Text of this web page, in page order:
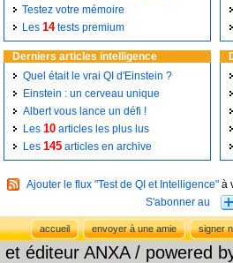
Testez votre mémoire
Les 14tests premium
Derniers articles intelligence
Quel était le vrai QI d'Einstein ?
Einstein : un cerveau unique
Albert vous lance un défi !
Les 10 articles les plus lus
Les 145 articles en archive
Ajouter le flux "Test de QI et Intelligence" à
accueil envoyer à une amie signer
éditeur ANXA / powered